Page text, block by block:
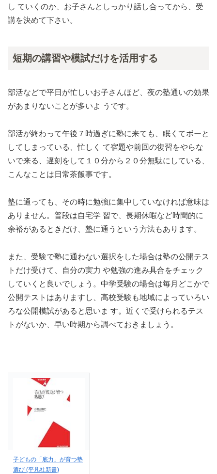
し ていくのか、お子さんとしっかり話し合ってから、受
講を決めて下さい。
短期の講習や模試だけを活用する
部活などで平日が忙しいお子さんほど、夜の塾通いの効果
があまりないことが多いよ うです。
部活が終わって午後７時過ぎに塾に来ても、眠くてボーと
してしまっている、忙しく て宿題や前回の復習をやらな
いで来る、遅刻をして１０分から２０分無駄にしている、
こんなことは日常茶飯事です。
塾に通っても、その時に勉強に集中していなければ意味は
ありません。普段は自宅学 習で、長期休暇など時間的に
余裕があるときだけ、塾に通うという方法もあります。
また、受験で塾に通わない選択をした場合は塾の公開テス
トだけ受けて、自分の実力 や勉強の進み具合をチェック
していくと良いでしょう。中学受験の場合は毎月どこかで
公開テストはありますし、高校受験も地域によっていろい
ろな公開模試があると思いま す。近くで受けられるテス
トがないか、早い時期から調べておきましょう。
子どもの「底力」が育つ塾
選び (平凡社新書)